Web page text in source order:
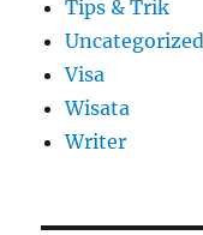
Tips & Trik
Uncategorized
Visa
Wisata
Writer